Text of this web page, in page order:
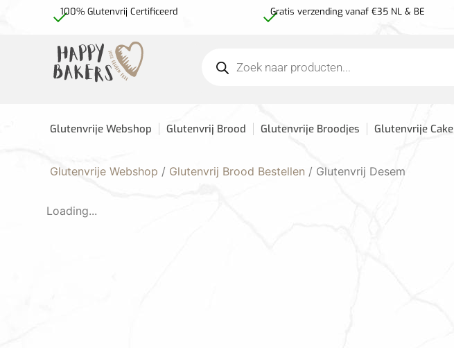
100% Glutenvrij Certificeerd Gratis verzending vanaf €35 NL & BE
Glutenvrije Webshop Glutenvrij Brood Glutenvrije Broodjes Glutenvrije Cake
Glutenvrije Webshop / Glutenvrij Brood Bestellen / Glutenvrij Desem
Loading...